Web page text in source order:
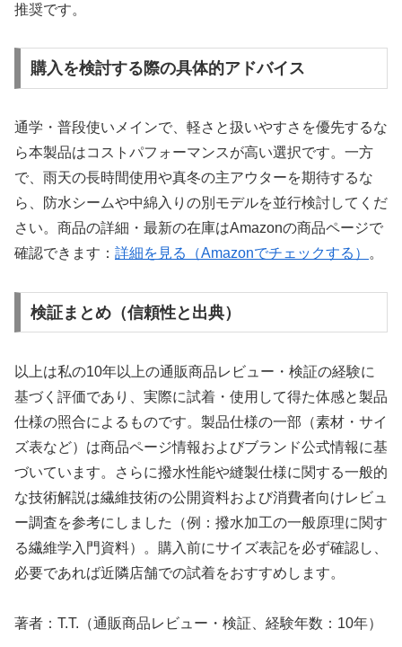
推奨です。
購入を検討する際の具体的アドバイス
通学・普段使いメインで、軽さと扱いやすさを優先するな
ら本製品はコストパフォーマンスが高い選択です。一方
で、雨天の長時間使用や真冬の主アウターを期待するな
ら、防水シームや中綿入りの別モデルを並行検討してくだ
さい。商品の詳細・最新の在庫はAmazonの商品ページで
確認できます： 詳細を見る（Amazonでチェックする） 。
検証まとめ（信頼性と出典）
以上は私の10年以上の通販商品レビュー・検証の経験に
基づく評価であり、実際に試着・使用して得た体感と製品
仕様の照合によるものです。製品仕様の一部（素材・サイ
ズ表など）は商品ページ情報およびブランド公式情報に基
づいています。さらに撥水性能や縫製仕様に関する一般的
な技術解説は繊維技術の公開資料および消費者向けレビュ
ー調査を参考にしました（例：撥水加工の一般原理に関す
る繊維学入門資料）。購入前にサイズ表記を必ず確認し、
必要であれば近隣店舗での試着をおすすめします。
著者：T.T.（通販商品レビュー・検証、経験年数：10年）